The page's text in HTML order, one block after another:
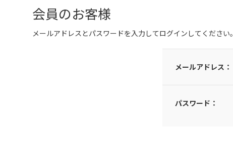
会員のお客様
メールアドレスとパスワードを入力してログインしてください。
メールアドレス：
パスワード：